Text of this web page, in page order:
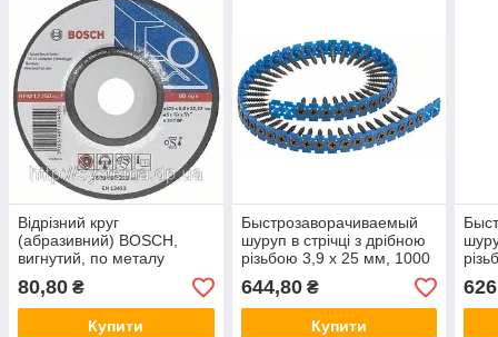
Відрізний круг
(абразивний) BOSCH,
вигнутий, по металу
230х22,23х1,9 мм. СУПЕР
ЦІНА від 25 і 100 шт.!!!
80,80 ₴
Купити
Быстрозаворачиваемый
шуруп в стрічці з дрібною
різьбою 3,9 x 25 мм, 1000
шт.
644,80₴
Купити